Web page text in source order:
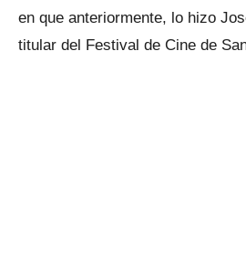
en que anteriormente, lo hizo
titular del Festival de Cine de